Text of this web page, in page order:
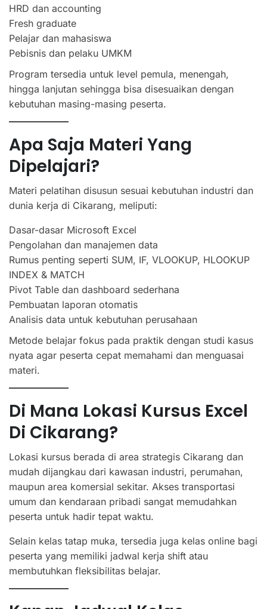
HRD dan accounting
Fresh graduate
Pelajar dan mahasiswa
Pebisnis dan pelaku UMKM
Program tersedia untuk level pemula, menengah,
hingga lanjutan sehingga bisa disesuaikan dengan
kebutuhan masing-masing peserta.
Apa Saja Materi Yang
Dipelajari?
Materi pelatihan disusun sesuai kebutuhan industri dan
dunia kerja di Cikarang, meliputi:
Dasar-dasar Microsoft Excel
Pengolahan dan manajemen data
Rumus penting seperti SUM, IF, VLOOKUP, HLOOKUP
INDEX & MATCH
Pivot Table dan dashboard sederhana
Pembuatan laporan otomatis
Analisis data untuk kebutuhan perusahaan
Metode belajar fokus pada praktik dengan studi kasus
nyata agar peserta cepat memahami dan menguasai
materi.
Di Mana Lokasi Kursus Excel
Di Cikarang?
Lokasi kursus berada di area strategis Cikarang dan
mudah dijangkau dari kawasan industri, perumahan,
maupun area komersial sekitar. Akses transportasi
umum dan kendaraan pribadi sangat memudahkan
peserta untuk hadir tepat waktu.
Selain kelas tatap muka, tersedia juga kelas online bagi
peserta yang memiliki jadwal kerja shift atau
membutuhkan fleksibilitas belajar.